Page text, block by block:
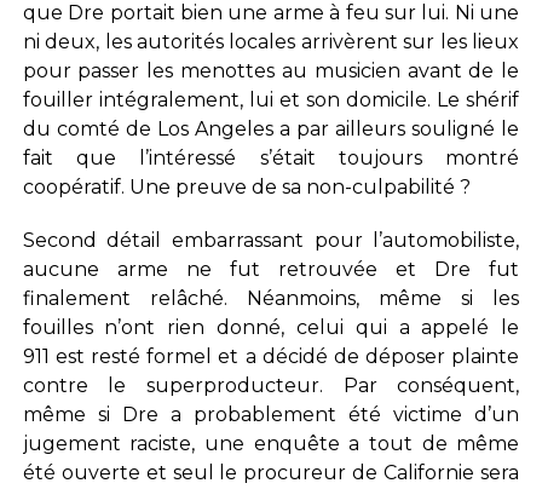
que Dre portait bien une arme à feu sur lui. Ni une
ni deux, les autorités locales arrivèrent sur les lieux
pour passer les menottes au musicien avant de le
fouiller intégralement, lui et son domicile. Le shérif
du comté de Los Angeles a par ailleurs souligné le
fait que l’intéressé s’était toujours montré
coopératif. Une preuve de sa non-culpabilité ?
Second détail embarrassant pour l’automobiliste,
aucune arme ne fut retrouvée et Dre fut
finalement relâché. Néanmoins, même si les
fouilles n’ont rien donné, celui qui a appelé le
911 est resté formel et a décidé de déposer plainte
contre le superproducteur. Par conséquent,
même si Dre a probablement été victime d’un
jugement raciste, une enquête a tout de même
été ouverte et seul le procureur de Californie sera